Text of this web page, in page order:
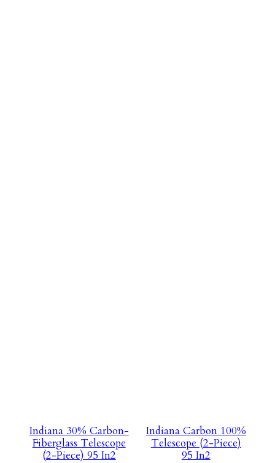
Indiana 30% Carbon-
Fiberglass Telescope
(2-Piece) 95 In2
Indiana Carbon 100%
Telescope (2-Piece)
95 In2